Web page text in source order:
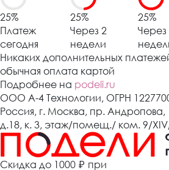
25%
Платеж
сегодня
25%
Через 2
недели
25%
Через
Никаких дополнительных
обычная оплата картой
Подробнее на podeli.ru
ООО А-4 Технологии, ОГРН
Россия, г. Москва, пр. Андропова,
д.18, к. 3, этаж/помещ./ ком. 9/
Cкидка до 1000 ₽ при